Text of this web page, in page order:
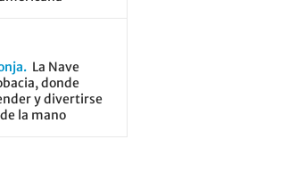
La Nave
donde
y divertirse
la mano